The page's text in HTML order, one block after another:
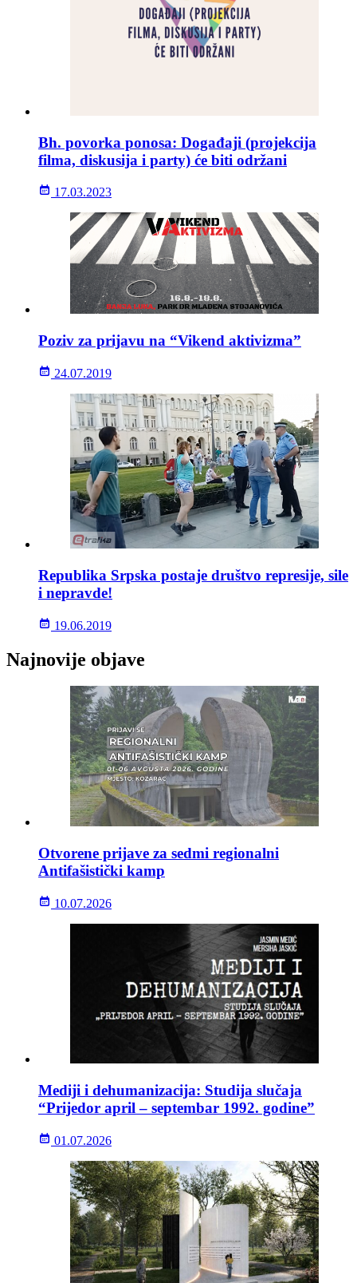
Bh. povorka ponosa: Događaji (projekcija
filma, diskusija i party) će biti održani
17.03.2023
Poziv za prijavu na “Vikend aktivizma”
24.07.2019
Republika Srpska postaje društvo represije, sile
i nepravde!
19.06.2019
Najnovije objave
Otvorene prijave za sedmi regionalni
Antifašistički kamp
10.07.2026
Mediji i dehumanizacija: Studija slučaja
“Prijedor april – septembar 1992. godine”
01.07.2026